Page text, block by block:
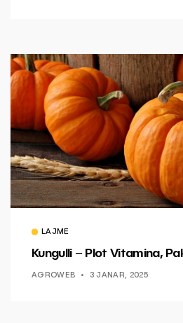
LAJME
Kungulli – Plot Vitamina,
AGROWEB 3 JANAR, 2025